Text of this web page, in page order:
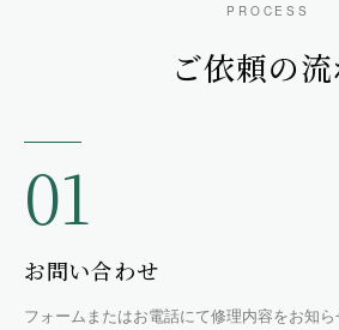
PROCESS
ご依頼の
01
お問い合わせ
フォームまたはお電話にて修理内容をお知